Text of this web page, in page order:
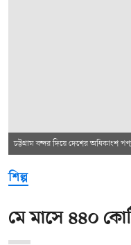
চট্টগ্রাম বন্দর দিয়ে দেশের অধিকাংশ
শিল্প
মে মাসে ৪৪০